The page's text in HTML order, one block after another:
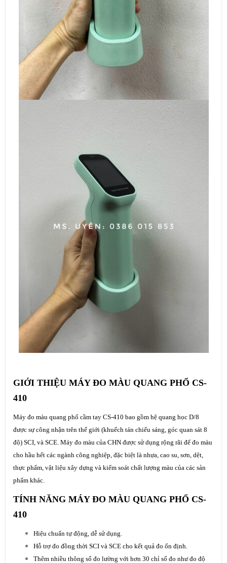
GIỚI THIỆU MÁY ĐO MÀU QUANG PHỔ CS-
410
Máy đo màu quang phổ cầm tay CS-410 bao gồm hệ quang học D/8
được sự công nhận trên thế giới (khuếch tán chiếu sáng, góc quan sát 8
độ) SCI, và SCE. Máy đo màu của CHN được sử dụng rộng rãi để đo màu
cho hầu hết các ngành công nghiệp, đặc biệt là nhựa, cao su, sơn, dệt,
thực phẩm, vật liệu xây dựng và kiểm soát chất lượng màu của các sản
phẩm khác.
TÍNH NĂNG MÁY ĐO MÀU QUANG PHỔ CS-
410
Hiệu chuẩn tự động, dễ sử dụng.
Hỗ trợ đo đồng thời SCI và SCE cho kết quả đo ổn định.
Thêm nhiều thông số đo lường với hơn 30 chỉ số đo như đo độ